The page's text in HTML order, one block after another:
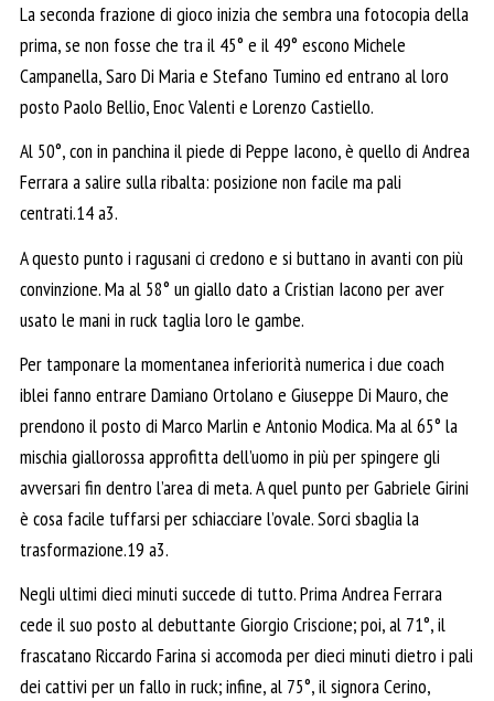
La seconda frazione di gioco inizia che sembra una fotocopia della
prima, se non fosse che tra il 45° e il 49° escono Michele
Campanella, Saro Di Maria e Stefano Tumino ed entrano al loro
posto Paolo Bellio, Enoc Valenti e Lorenzo Castiello.
Al 50°, con in panchina il piede di Peppe Iacono, è quello di Andrea
Ferrara a salire sulla ribalta: posizione non facile ma pali
centrati.14 a3.
A questo punto i ragusani ci credono e si buttano in avanti con più
convinzione. Ma al 58° un giallo dato a Cristian Iacono per aver
usato le mani in ruck taglia loro le gambe.
Per tamponare la momentanea inferiorità numerica i due coach
iblei fanno entrare Damiano Ortolano e Giuseppe Di Mauro, che
prendono il posto di Marco Marlin e Antonio Modica. Ma al 65° la
mischia giallorossa approfitta dell’uomo in più per spingere gli
avversari fin dentro l’area di meta. A quel punto per Gabriele Girini
è cosa facile tuffarsi per schiacciare l’ovale. Sorci sbaglia la
trasformazione.19 a3.
Negli ultimi dieci minuti succede di tutto. Prima Andrea Ferrara
cede il suo posto al debuttante Giorgio Criscione; poi, al 71°, il
frascatano Riccardo Farina si accomoda per dieci minuti dietro i pali
dei cattivi per un fallo in ruck; infine, al 75°, il signora Cerino,